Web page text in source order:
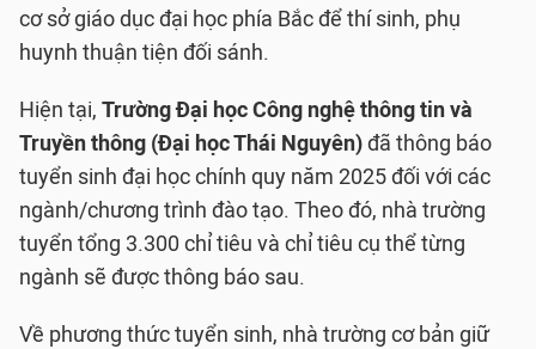
cơ sở giáo dục đại học phía Bắc để thí sinh, phụ
huynh thuận tiện đối sánh.
Hiện tại, Trường Đại học Công nghệ thông tin và
Truyền thông (Đại học Thái Nguyên)đã thông báo
tuyển sinh đại học chính quy năm 2025 đối với các
ngành/chương trình đào tạo. Theo đó, nhà trường
tuyển tổng 3.300 chỉ tiêu và chỉ tiêu cụ thể từng
ngành sẽ được thông báo sau.
Về phương thức tuyển sinh, nhà trường cơ bản giữ